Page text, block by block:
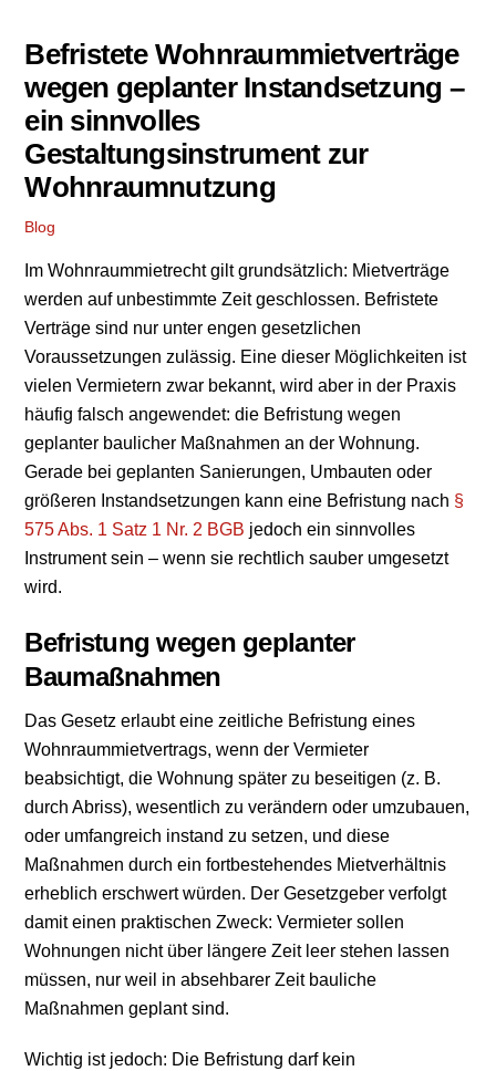
Befristete Wohnraummietverträge
wegen geplanter Instandsetzung –
ein sinnvolles
Gestaltungsinstrument zur
Wohnraumnutzung
Blog
Im Wohnraummietrecht gilt grundsätzlich: Mietverträge
werden auf unbestimmte Zeit geschlossen. Befristete
Verträge sind nur unter engen gesetzlichen
Voraussetzungen zulässig. Eine dieser Möglichkeiten ist
vielen Vermietern zwar bekannt, wird aber in der Praxis
häufig falsch angewendet: die Befristung wegen
geplanter baulicher Maßnahmen an der Wohnung.
Gerade bei geplanten Sanierungen, Umbauten oder
größeren Instandsetzungen kann eine Befristung nach §
575 Abs. 1 Satz 1 Nr. 2 BGB jedoch ein sinnvolles
Instrument sein – wenn sie rechtlich sauber umgesetzt
wird.
Befristung wegen geplanter
Baumaßnahmen
Das Gesetz erlaubt eine zeitliche Befristung eines
Wohnraummietvertrags, wenn der Vermieter
beabsichtigt, die Wohnung später zu beseitigen (z. B.
durch Abriss), wesentlich zu verändern oder umzubauen,
oder umfangreich instand zu setzen, und diese
Maßnahmen durch ein fortbestehendes Mietverhältnis
erheblich erschwert würden. Der Gesetzgeber verfolgt
damit einen praktischen Zweck: Vermieter sollen
Wohnungen nicht über längere Zeit leer stehen lassen
müssen, nur weil in absehbarer Zeit bauliche
Maßnahmen geplant sind.
Wichtig ist jedoch: Die Befristung darf kein